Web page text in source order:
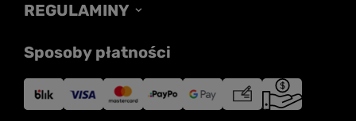
REGULAMINY
Sposoby płatności